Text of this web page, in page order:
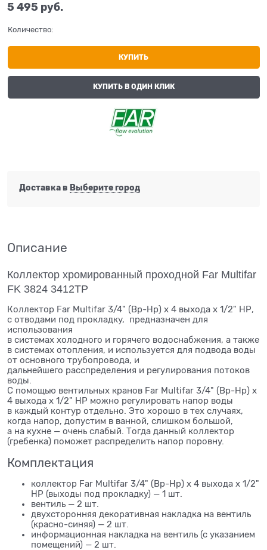
5 495 руб.
Количество:
КУПИТЬ
КУПИТЬ В ОДИН КЛИК
Доставка в Выберите город
Описание
Коллектор хромированный проходной Far Multifar
FK 3824 3412TP
Коллектор Far Multifar 3/4" (Вр-Нр) х 4 выхода х 1/2" НР,
с отводами под прокладку, предназначен для
использования
в системах холодного и горячего водоснабжения, а также
в системах отопления, и используется для подвода воды
от основного трубопровода, и
дальнейшего расспределения и регулирования потоков
воды.
С помощью вентильных кранов Far Multifar 3/4" (Вр-Нр) х
4 выхода х 1/2" НР можно регулировать напор воды
в каждый контур отдельно. Это хорошо в тех случаях,
когда напор, допустим в ванной, слишком большой,
а на кухне — очень слабый. Тогда данный коллектор
(гребенка) поможет распределить напор поровну.
Комплектация
коллектор Far Multifar 3/4" (Вр-Нр) х 4 выхода х 1/2"
НР (выходы под прокладку) — 1 шт.
вентиль — 2 шт.
двухсторонняя декоративная накладка на вентиль
(красно-синяя) — 2 шт.
информационная накладка на вентиль (с указанием
помещений) — 2 шт.